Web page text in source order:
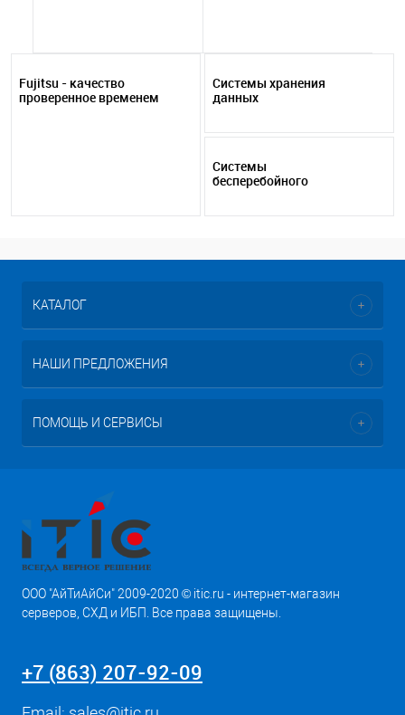
Fujitsu - качество
проверенное временем
Системы хранения
данных
Системы
бесперебойного
КАТАЛОГ
НАШИ ПРЕДЛОЖЕНИЯ
ПОМОЩЬ И СЕРВИСЫ
ООО "АйТиАйСи" 2009-2020 © itic.ru - интернет-магазин
серверов, СХД и ИБП. Все права защищены.
+7 (863) 207-92-09